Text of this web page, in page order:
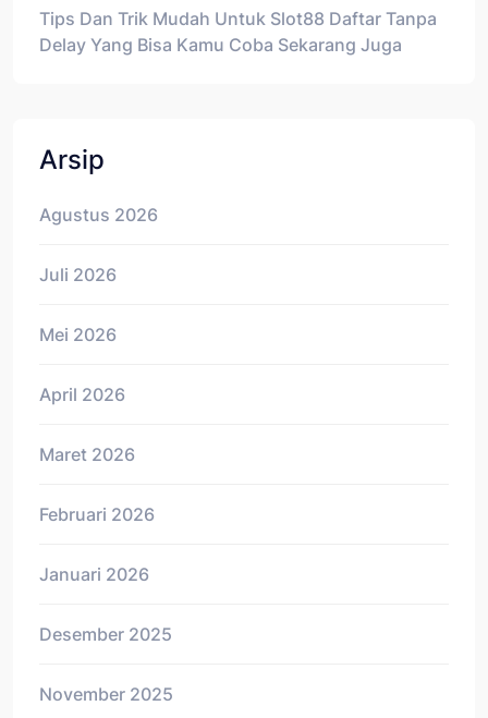
Tips Dan Trik Mudah Untuk Slot88 Daftar Tanpa
Delay Yang Bisa Kamu Coba Sekarang Juga
Arsip
Agustus 2026
Juli 2026
Mei 2026
April 2026
Maret 2026
Februari 2026
Januari 2026
Desember 2025
November 2025